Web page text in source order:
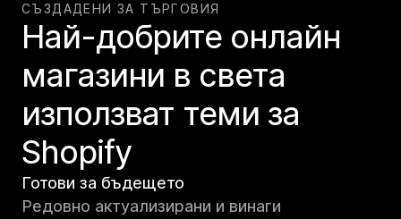
СЪЗДАДЕНИ ЗА ТЪРГОВИЯ
Най-добрите онлайн
магазини в света
използват теми за
Shopify
Готови за бъдещето
Редовно актуализирани и винаги